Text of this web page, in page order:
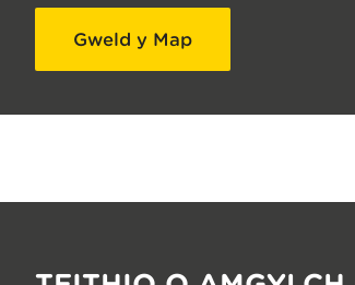
Gweld y Map